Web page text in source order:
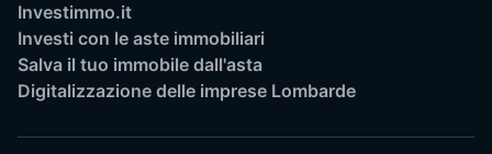
Investimmo.it
Investi con le aste immobiliari
Salva il tuo immobile dall'asta
Digitalizzazione delle imprese Lombarde